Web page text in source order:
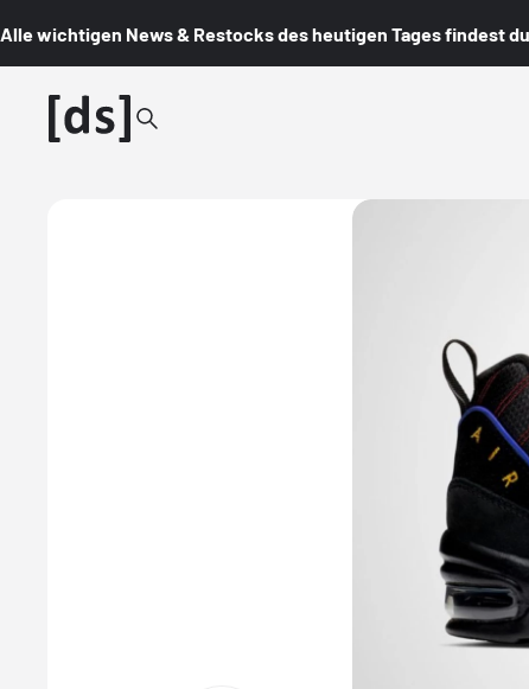
Alle wichtigen News & Restocks des heutigen Tages findest du